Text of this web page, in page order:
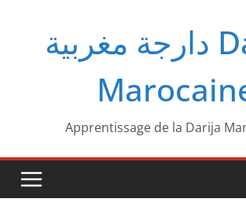
contenuدارجة مغربية‎ Darija
Apprentissage de la Darija